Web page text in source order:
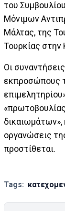
του
Μόνιμων
Μάλτας, της
Τουρκίας στην
Οι
εκπροσώπους
οργανώσεις
προστίθεται.
Tags: